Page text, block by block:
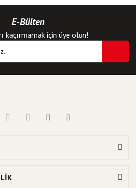
E-Bülten
kaçırmamak için üye olun!